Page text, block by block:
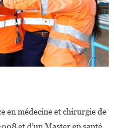
en médecine et chirurgie de